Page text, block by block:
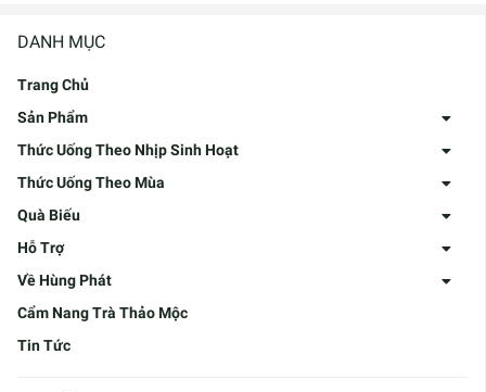
DANH MỤC
Trang Chủ
Sản Phẩm
Thức Uống Theo Nhịp Sinh Hoạt
Thức Uống Theo Mùa
Quà Biếu
Hỗ Trợ
Về Hùng Phát
Cẩm Nang Trà Thảo Mộc
Tin Tức